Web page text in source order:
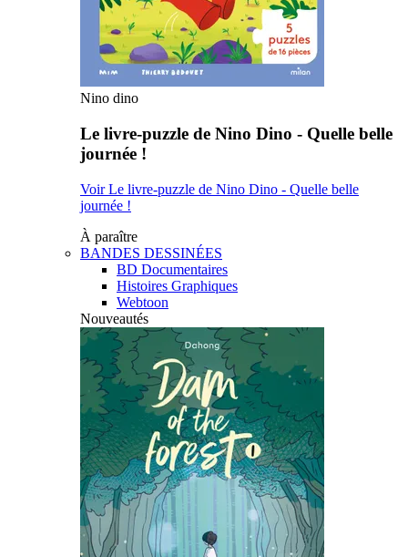
Nino dino
Le livre-puzzle de Nino Dino - Quelle belle
journée !
Voir Le livre-puzzle de Nino Dino - Quelle belle
journée !
À paraître
BANDES DESSINÉES
BD Documentaires
Histoires Graphiques
Webtoon
Nouveautés